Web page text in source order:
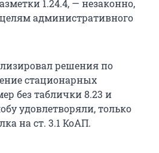
1.24.4, — незаконно,
административного
решения по
стационарных
без таблички 8.23 и
удовлетворяли, только
на ст. 3.1 КоАП.